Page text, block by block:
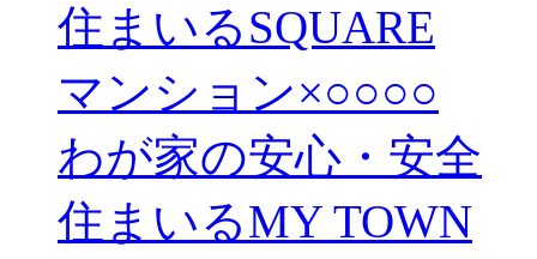
住まいるSQUARE
マンション×○○○○
わが家の安心・安全
住まいるMY TOWN